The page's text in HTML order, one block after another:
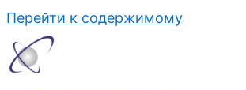
Перейти к содержимому